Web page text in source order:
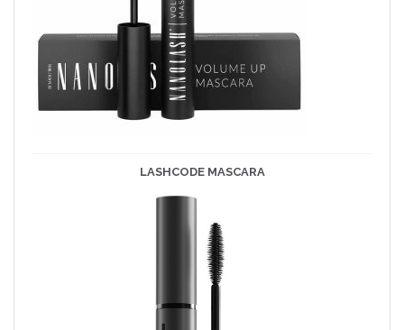
LASHCODEMASCARA